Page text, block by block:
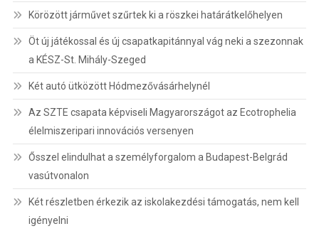
Körözött járművet szűrtek ki a röszkei határátkelőhelyen
Öt új játékossal és új csapatkapitánnyal vág neki a szezonnak
a KÉSZ-St. Mihály-Szeged
Két autó ütközött Hódmezővásárhelynél
Az SZTE csapata képviseli Magyarországot az Ecotrophelia
élelmiszeripari innovációs versenyen
Ősszel elindulhat a személyforgalom a Budapest-Belgrád
vasútvonalon
Két részletben érkezik az iskolakezdési támogatás, nem kell
igényelni